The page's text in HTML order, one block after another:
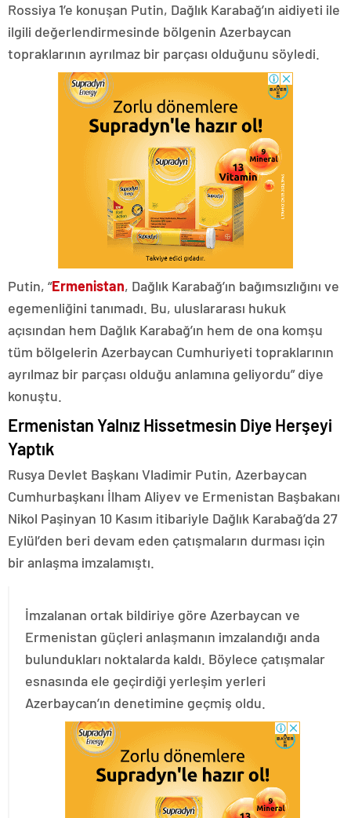
Rossiya 1’e konuşan Putin, Dağlık Karabağ’ın aidiyeti ile
ilgili değerlendirmesinde bölgenin Azerbaycan
topraklarının ayrılmaz bir parçası olduğunu söyledi.
Putin, “Ermenistan, Dağlık Karabağ’ın bağımsızlığını ve
egemenliğini tanımadı. Bu, uluslararası hukuk
açısından hem Dağlık Karabağ’ın hem de ona komşu
tüm bölgelerin Azerbaycan Cumhuriyeti topraklarının
ayrılmaz bir parçası olduğu anlamına geliyordu” diye
konuştu.
Ermenistan Yalnız Hissetmesin Diye Herşeyi
Yaptık
Rusya Devlet Başkanı Vladimir Putin, Azerbaycan
Cumhurbaşkanı İlham Aliyev ve Ermenistan Başbakanı
Nikol Paşinyan 10 Kasım itibariyle Dağlık Karabağ’da 27
Eylül’den beri devam eden çatışmaların durması için
bir anlaşma imzalamıştı.
İmzalanan ortak bildiriye göre Azerbaycan ve
Ermenistan güçleri anlaşmanın imzalandığı anda
bulundukları noktalarda kaldı. Böylece çatışmalar
esnasında ele geçirdiği yerleşim yerleri
Azerbaycan’ın denetimine geçmiş oldu.